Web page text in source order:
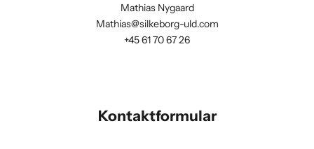
Mathias Nygaard
Mathias@silkeborg-uld.com
+45 61 70 67 26
Kontaktformular